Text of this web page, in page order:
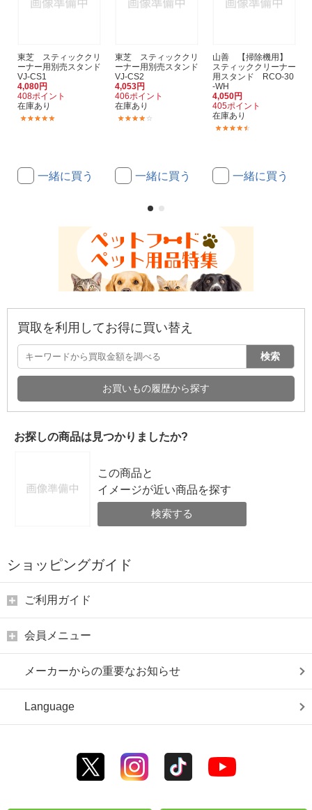
東芝 スティッククリ
ーナー用別売スタンド
VJ-CS1
4,080円
408ポイント
在庫あり
一緒に買う
東芝 スティッククリ
ーナー用別売スタンド
VJ-CS2
4,053円
406ポイント
在庫あり
一緒に買う
山善 【掃除機用】
スティッククリーナー
用スタンド RCO-30
-WH
4,050円
405ポイント
在庫あり
一緒に買う
買取を利用してお得に買い替え
検索
お買いもの履歴から探す
お探しの商品は見つかりましたか?
この商品と
イメージが近い商品を探す
検索する
ショッピングガイド
ご利用ガイド
会員メニュー
メーカーからの重要なお知らせ
Language